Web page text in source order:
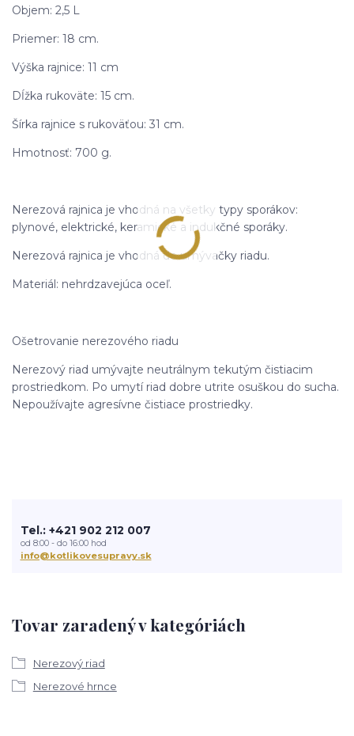
Objem: 2,5 L
Priemer: 18 cm.
Výška rajnice: 11 cm
Dĺžka rukoväte: 15 cm.
Šírka rajnice s rukoväťou: 31 cm.
Hmotnosť: 700 g.
Nerezová rajnica je vhodná na všetky typy sporákov:
plynové, elektrické, keramické a indukčné sporáky.
Nerezová rajnica je vhodná do umývačky riadu.
Materiál: nehrdzavejúca oceľ.
Ošetrovanie nerezového riadu
Nerezový riad umývajte neutrálnym tekutým čistiacim
prostriedkom. Po umytí riad dobre utrite osuškou do sucha.
Nepoužívajte agresívne čistiace prostriedky.
Tovar zaradený v kategóriách
Nerezový riad
Nerezové hrnce
Tel.: +421 902 212 007
od 8:00 - do 16:00 hod
info@kotlikovesupravy.sk